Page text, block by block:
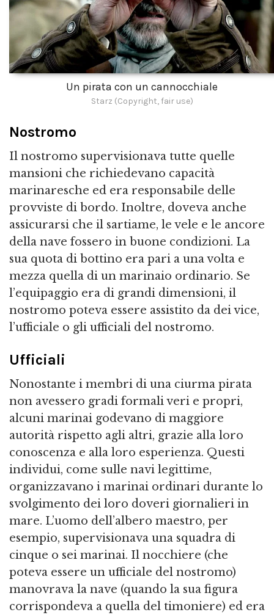
Un pirata con un cannocchiale
Starz (Copyright, fair use)
Nostromo
Il nostromo supervisionava tutte quelle
mansioni che richiedevano capacità
marinaresche ed era responsabile delle
provviste di bordo. Inoltre, doveva anche
assicurarsi che il sartiame, le vele e le ancore
della nave fossero in buone condizioni. La
sua quota di bottino era pari a una volta e
mezza quella di un marinaio ordinario. Se
l’equipaggio era di grandi dimensioni, il
nostromo poteva essere assistito da dei vice,
l’ufficiale o gli ufficiali del nostromo.
Ufficiali
Nonostante i membri di una ciurma pirata
non avessero gradi formali veri e propri,
alcuni marinai godevano di maggiore
autorità rispetto agli altri, grazie alla loro
conoscenza e alla loro esperienza. Questi
individui, come sulle navi legittime,
organizzavano i marinai ordinari durante lo
svolgimento dei loro doveri giornalieri in
mare. L’uomo dell’albero maestro, per
esempio, supervisionava una squadra di
cinque o sei marinai. Il nocchiere (che
poteva essere un ufficiale del nostromo)
manovrava la nave (quando la sua figura
corrispondeva a quella del timoniere) ed era